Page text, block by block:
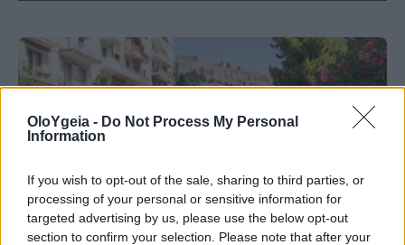
OloYgeia - Do Not Process My Personal
Information
If you wish to opt-out of the sale, sharing to third parties, or
processing of your personal or sensitive information for
targeted advertising by us, please use the below opt-out
section to confirm your selection. Please note that after your